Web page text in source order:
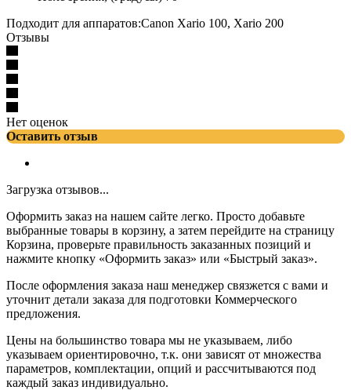
Подходит для аппаратов:Canon Xario 100, Xario 200
Отзывы
Нет оценок
Оставить отзыв
Загрузка отзывов...
Оформить заказ на нашем сайте легко. Просто добавьте
выбранные товары в корзину, а затем перейдите на страницу
Корзина, проверьте правильность заказанных позиций и
нажмите кнопку «Оформить заказ» или «Быстрый заказ».
После оформления заказа наш менеджер связжется с вами и
уточнит детали заказа для подготовки Коммерческого
предложения.
Цены на большинство товара мы не указываем, либо
указываем ориентировочно, т.к. они зависят от множества
параметров, комплектации, опций и рассчитываются под
каждый заказ индивидуально.